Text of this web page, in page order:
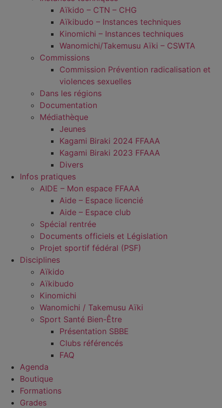
Aïkido – CTN – CHG
Aïkibudo – Instances techniques
Kinomichi – Instances techniques
Wanomichi/Takemusu Aïki – CSWTA
Commissions
Commission Prévention radicalisation et
violences sexuelles
Dans les régions
Documentation
Médiathèque
Jeunes
Kagami Biraki 2024 FFAAA
Kagami Biraki 2023 FFAAA
Divers
Infos pratiques
AIDE – Mon espace FFAAA
Aide – Espace licencié
Aide – Espace club
Spécial rentrée
Documents officiels et Législation
Projet sportif fédéral (PSF)
Disciplines
Aïkido
Aïkibudo
Kinomichi
Wanomichi / Takemusu Aïki
Sport Santé Bien-Être
Présentation SBBE
Clubs référencés
FAQ
Agenda
Boutique
Formations
Grades